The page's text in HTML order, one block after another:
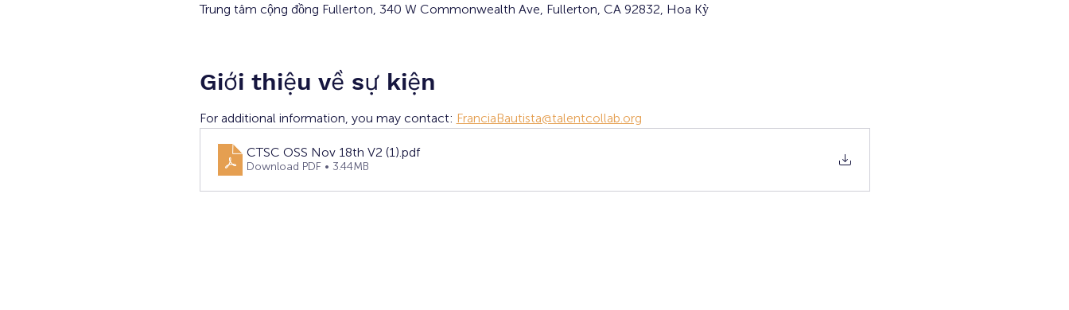
Trung tâm cộng đồng Fullerton, 340 W Commonwealth Ave, Fullerton, CA 92832, Hoa Kỳ
Giới thiệu về sự kiện
For additional information, you may contact: FranciaBautista@talentcollab.org
CTSC OSS Nov 18th V2 (1).pdf
Download PDF • 3.44MB